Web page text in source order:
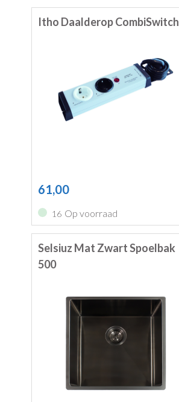
Itho Daalderop CombiSwitch
61,00
16 Op voorraad
Selsiuz Mat Zwart Spoelbak
500